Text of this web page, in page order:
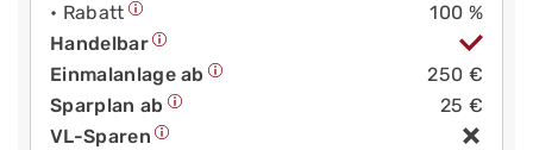
• Rabatt
100 %
Handelbar
Einmalanlage ab
250 €
Sparplan ab
25 €
VL-Sparen